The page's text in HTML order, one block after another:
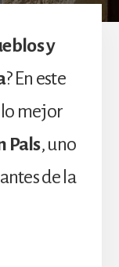
y
? En este
mejor
Pals, uno
de la